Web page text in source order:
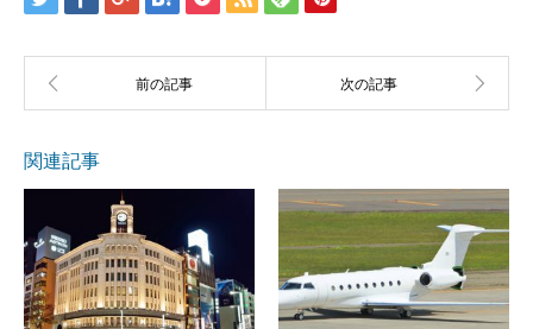
関連記事